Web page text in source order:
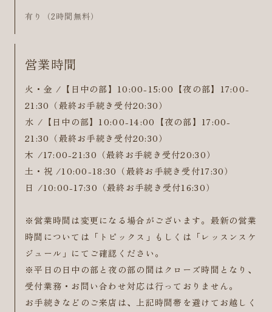
有り（2時間無料）
営業時間
火・金 /【日中の部】10:00-15:00【夜の部】17:00-
21:30（最終お手続き受付20:30）
水 /【日中の部】10:00-14:00【夜の部】17:00-
21:30（最終お手続き受付20:30）
木 /17:00-21:30（最終お手続き受付20:30）
土・祝 /10:00-18:30（最終お手続き受付17:30）
日 /10:00-17:30（最終お手続き受付16:30）
※営業時間は変更になる場合がございます。最新の営業
時間については「トピックス」もしくは「レッスンスケ
ジュール」にてご確認ください。
※平日の日中の部と夜の部の間はクローズ時間となり、
受付業務・お問い合わせ対応は行っておりません。
お手続きなどのご来店は、上記時間帯を避けてお越しく